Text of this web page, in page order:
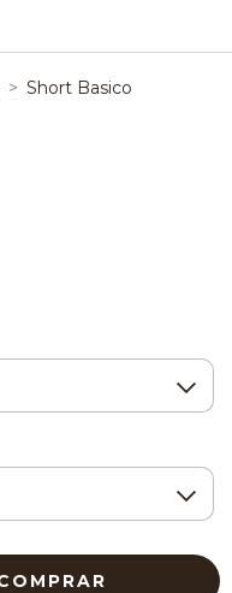
> Short Basico